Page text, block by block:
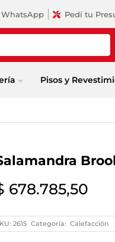
WhatsApp Pedí tu
Pisos y
678.785,50
2615 Categoría: Calefacción